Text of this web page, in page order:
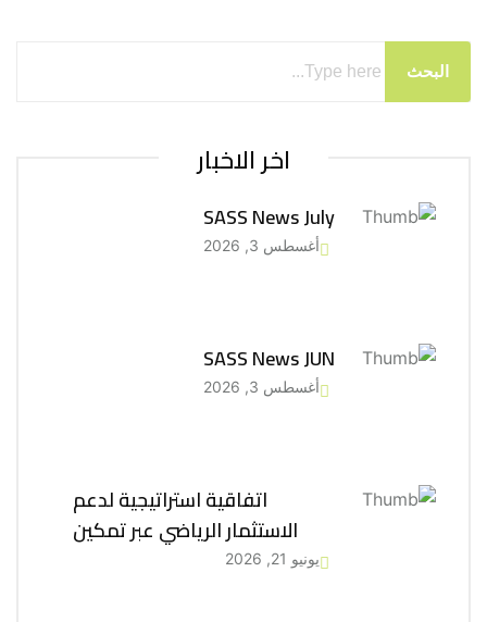
البحث
اخر الاخبار
SASS News July
أغسطس 3, 2026
SASS News JUN
أغسطس 3, 2026
اتفاقية استراتيجية لدعم
الاستثمار الرياضي عبر تمكين
يونيو 21, 2026